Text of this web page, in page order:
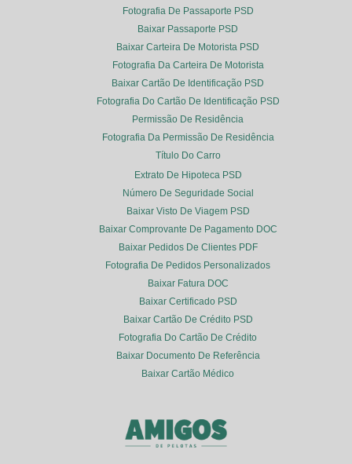
Fotografia De Passaporte PSD
Baixar Passaporte PSD
Baixar Carteira De Motorista PSD
Fotografia Da Carteira De Motorista
Baixar Cartão De Identificação PSD
Fotografia Do Cartão De Identificação PSD
Permissão De Residência
Fotografia Da Permissão De Residência
Título Do Carro
Extrato De Hipoteca PSD
Número De Seguridade Social
Baixar Visto De Viagem PSD
Baixar Comprovante De Pagamento DOC
Baixar Pedidos De Clientes PDF
Fotografia De Pedidos Personalizados
Baixar Fatura DOC
Baixar Certificado PSD
Baixar Cartão De Crédito PSD
Fotografia Do Cartão De Crédito
Baixar Documento De Referência
Baixar Cartão Médico